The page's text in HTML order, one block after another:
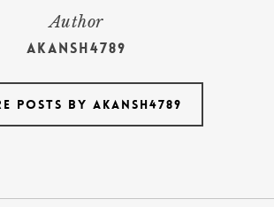
Author
akansh4789
posts by akansh4789